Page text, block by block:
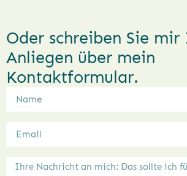
Oder schreiben Sie
Anliegen über mein
Kontaktformular.